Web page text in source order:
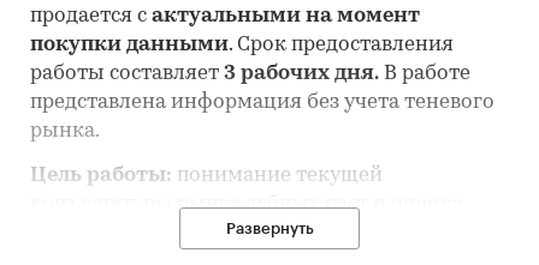
продается с актуальными на момент
покупки данными. Срок предоставления
работы составляет 3 рабочих дня. В работе
представлена информация без учета теневого
рынка.
Цель работы: понимание текущей
конъюнктуры рынка зубных паст и оценка
перспектив его развития.
Развернуть